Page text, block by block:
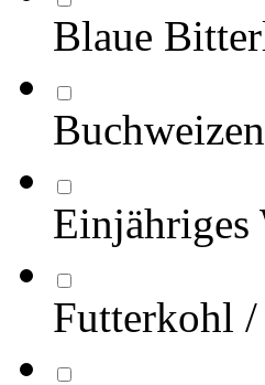
Blaue
Buchweizen
Einjähriges
Futterkohl